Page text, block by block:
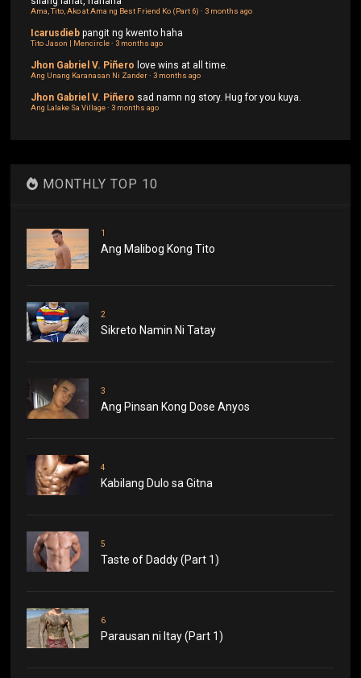
Ama, Tito, Ako at Ama ng Best Friend Ko (Part 6) ·3 months ago
Icarusdieb pangit ng kwento haha
Tito Jason | Mencircle·3 months ago
Jhon Gabriel V. Piñero love wins at all time.
Ang Unang Karanasan Ni Zander·3 months ago
Jhon Gabriel V. Piñero sad namn ng story. Hug for you kuya.
Ang Lalake Sa Village·3 months ago
MONTHLY TOP 10
1
Ang Malibog Kong Tito
2
Sikreto Namin Ni Tatay
3
Ang Pinsan Kong Dose Anyos
4
Kabilang Dulo sa Gitna
5
Taste of Daddy (Part 1)
6
Parausan ni Itay (Part 1)